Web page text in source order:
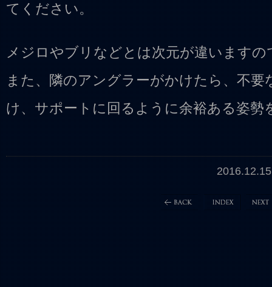
てください。
メジロやブリなどとは次元が違いますの
また、隣のアングラーがかけたら、不要
け、サポートに回るように余裕ある姿勢